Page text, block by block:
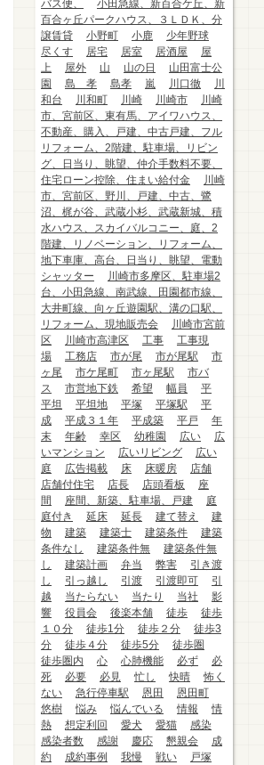
バス便、
小田急線、新百合ケ丘、新
百合ヶ丘パークハウス、３ＬＤＫ、分
譲賃貸
小野町 小鹿
少年野球
尽くす
居宅 居室 居酒屋
屋
上
屋外 山 山の日
山田富士公
園
島 孝 島孝 嵐 川口徹
川
和台
川和町 川崎 川崎市
川崎
市、宮前区、東有馬、アイワハウス、
不動産、購入、戸建、中古戸建、フル
リフォーム、2階建、駐車場、リビン
グ、日当り、眺望、仲介手数料不要、
住宅ローン控除、住まい給付金
川崎
市、宮前区、野川、戸建、中古、鷺
沼、梶が谷、武蔵小杉、武蔵新城、積
水ハウス、スカイバルコニー、庭、2
階建、リノベーション、リフォーム、
地下車庫、高台、日当り、眺望、電動
シャッター
川崎市多摩区、駐車場2
台、小田急線、南武線、田園都市線、
大井町線、向ヶ丘遊園駅、溝の口駅、
リフォーム、現地販売会
川崎市宮前
区
川崎市高津区 工事
工事現
場
工務店 市が尾 市が尾駅
市
ヶ尾
市ケ尾町 市ヶ尾駅
市バ
ス
市営地下鉄 希望 幅員
平
平坦
平坦地 平塚 平塚駅
平
成
平成３１年 平成築 平戸
年
末
年齢 幸区 幼稚園 広い
広
いマンション
広いリビング
広い
庭
広告掲載 床 床暖房
店舗
店舗付住宅
店長 店頭看板
座
間
座間、新築、駐車場、戸建
庭
庭付き
延床 延長 建て替え
建
物
建築 建築士 建築条件
建築
条件なし
建築条件無
建築条件無
し
建築計画 弁当 弊害
引き渡
し
引っ越し 引渡 引渡即可
引
越
当たらない 当たり 当社
影
響
役員会 後楽本舗 徒歩
徒歩
１０分
徒歩1分 徒歩２分
徒歩3
分
徒歩４分 徒歩5分
徒歩圏
徒歩圏内
心 心肺機能 必ず
必
死
必要 必見 忙し 快晴
怖く
ない
急行停車駅 恩田
恩田町
悠樹
悩み 悩んでいる 情報
情
熱
想定利回 愛犬 愛猫
感染
感染者数
感謝 慶応 懇親会
成
約
成約事例 我慢 戦い
戸塚